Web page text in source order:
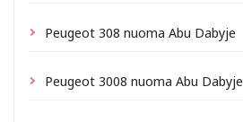
Peugeot 308 nuoma Abu Dabyje
Peugeot 3008 nuoma Abu Dabyje